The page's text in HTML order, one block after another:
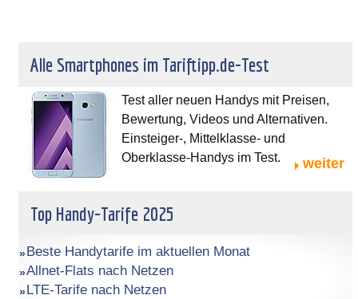
Alle Smartphones im Tariftipp.de-Test
Test aller neuen Handys mit Preisen,
Bewertung, Videos und Alternativen.
Einsteiger-, Mittelklasse- und
Oberklasse-Handys im Test.
weiter
Top Handy-Tarife 2025
Beste Handytarife im aktuellen Monat
Allnet-Flats nach Netzen
LTE-Tarife nach Netzen